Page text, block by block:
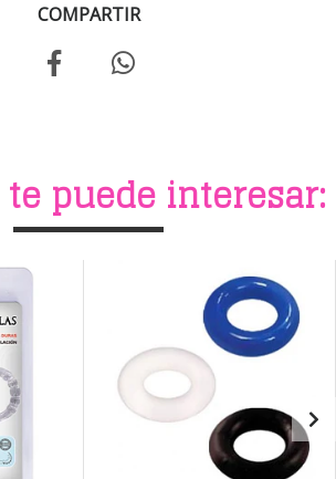
COMPARTIR
puede interesar: